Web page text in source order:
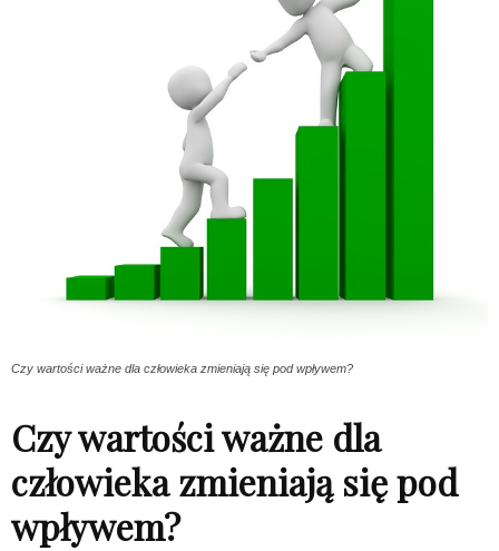
Czy wartości ważne dla człowieka zmieniają się pod wpływem?
Czy wartości ważne dla
człowieka zmieniają się pod
wpływem?